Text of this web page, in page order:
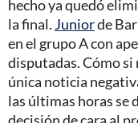
hecho ya quedó
la final. Juniorde
en el grupo A con
disputadas. Cómo si
única noticia
las últimas horas se